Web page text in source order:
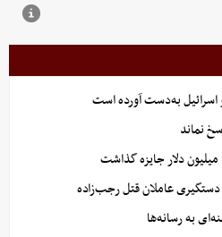
اسرائیل به‌دست آورده است
نماند
دستگیری عاملان قتل رجب‌زاده
به رسانه‌ها